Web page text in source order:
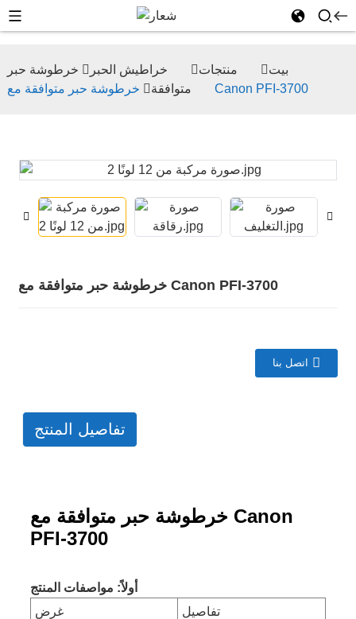
بيت منتجات خراطيش الحبر
خرطوشة حبر
متوافقة
خرطوشة حبر متوافقة مع Canon PFI-3700
خرطوشة حبر متوافقة مع Canon PFI-3700
اتصل بنا
تفاصيل المنتج
خرطوشة حبر متوافقة مع Canon
PFI-3700
أولاً: مواصفات المنتج
غرض
تفاصيل